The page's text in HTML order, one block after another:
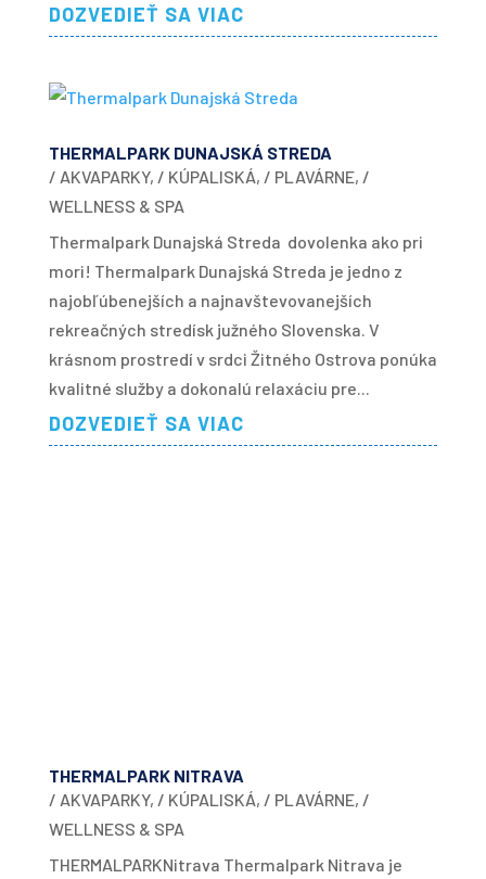
DOZVEDIEŤ SA VIAC
THERMALPARK DUNAJSKÁ STREDA
/ AKVAPARKY, / KÚPALISKÁ, / PLAVÁRNE, /
WELLNESS & SPA
Thermalpark Dunajská Streda dovolenka ako pri
mori! Thermalpark Dunajská Streda je jedno z
najobľúbenejších a najnavštevovanejších
rekreačných stredísk južného Slovenska. V
krásnom prostredí v srdci Žitného Ostrova ponúka
kvalitné služby a dokonalú relaxáciu pre...
DOZVEDIEŤ SA VIAC
THERMALPARK NITRAVA
/ AKVAPARKY, / KÚPALISKÁ, / PLAVÁRNE, /
WELLNESS & SPA
THERMALPARKNitrava Thermalpark Nitrava je